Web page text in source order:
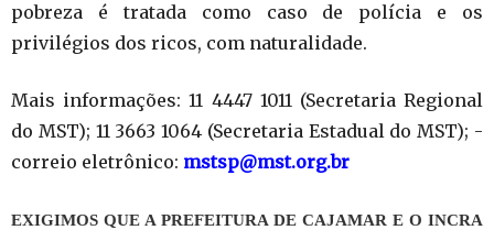
pobreza é tratada como caso de polícia e os
privilégios dos ricos, com naturalidade.
Mais informações: 11 4447 1011 (Secretaria Regional
do MST); 11 3663 1064 (Secretaria Estadual do MST); -
correio eletrônico: mstsp@mst.org.br
EXIGIMOS QUE A PREFEITURA DE CAJAMAR E O INCRA